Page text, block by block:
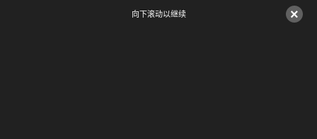
×
向下滚动以继续